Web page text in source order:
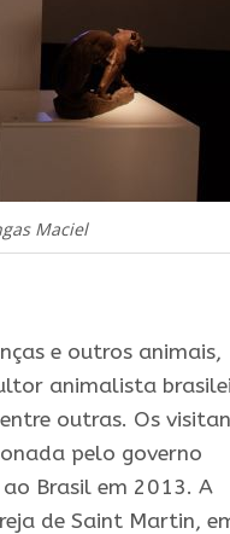
Maciel
e outros animais,
animalista
entre outras. Os
pelo governo
Brasil em 2013. A
de Saint Martin,